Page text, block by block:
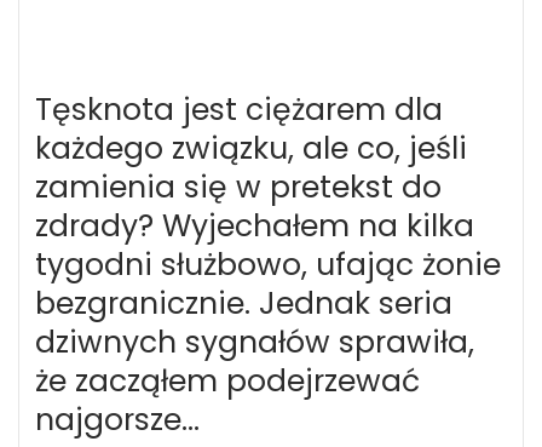
Tęsknota jest ciężarem dla
każdego związku, ale co, jeśli
zamienia się w pretekst do
zdrady? Wyjechałem na kilka
tygodni służbowo, ufając żonie
bezgranicznie. Jednak seria
dziwnych sygnałów sprawiła,
że zacząłem podejrzewać
najgorsze…